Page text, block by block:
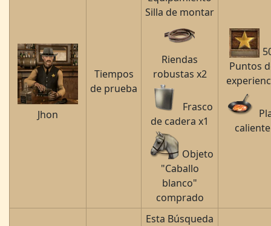
Jhon
Tiempos
de prueba
Silla de montar
Riendas
robustas x2
Frasco
de cadera x1
Objeto
"Caballo
blanco"
comprado
Puntos
caliente
Esta Búsqueda